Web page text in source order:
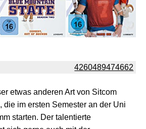
4260489474662
etwas anderen Art von Sitcom
die im ersten Semester an der Uni
starten. Der talentierte